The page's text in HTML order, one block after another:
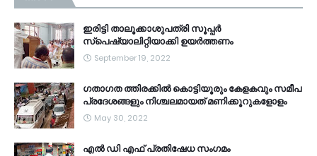
ഇരിട്ടി താലൂക്കാശുപത്രി സൂപ്പർ
സ്‌പെഷ്യാലിറ്റിയാക്കി ഉയർത്തണം
September 19, 2022
ഗതാഗത ത്തിരക്കിൽ കൊട്ടിയൂരും കേളകവും സമീപ
പ്രദേശങ്ങളും നിശ്ചലമായത് മണിക്കൂറുകളോളം
May 30, 2022
എൽ ഡി എഫ് പ്രതിഷേധ സംഗമം